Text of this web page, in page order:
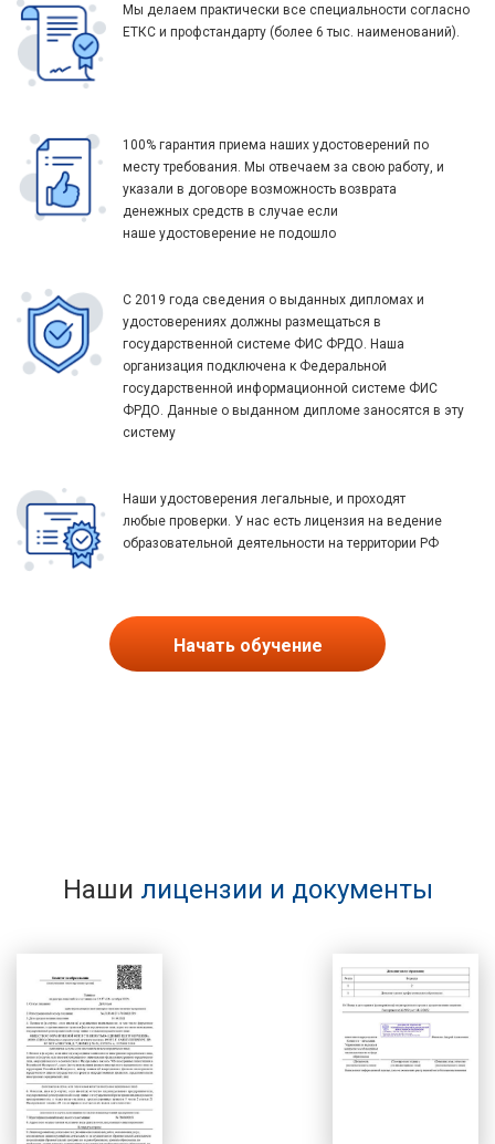
Мы делаем практически все специальности согласно
ЕТКС и профстандарту (более 6 тыс. наименований).
100% гарантия приема наших удостоверений по
месту требования. Мы отвечаем за свою работу, и
указали в договоре возможность возврата
денежных средств в случае если
наше удостоверение не подошло
С 2019 года сведения о выданных дипломах и
удостоверениях должны размещаться в
государственной системе ФИС ФРДО. Наша
организация подключена к Федеральной
государственной информационной системе ФИС
ФРДО. Данные о выданном дипломе заносятся в эту
систему
Наши удостоверения легальные, и проходят
любые проверки. У нас есть лицензия на ведение
образовательной деятельности на территории РФ
Начать обучение
Наши лицензии и документы